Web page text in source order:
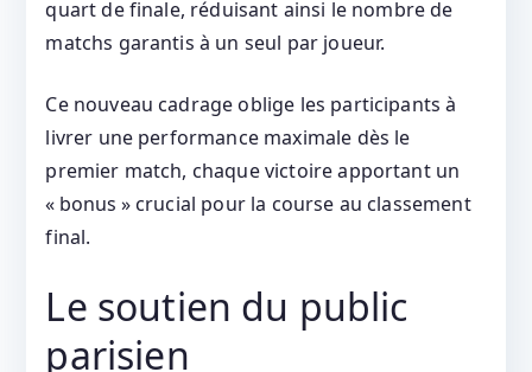
quart de finale, réduisant ainsi le nombre de
matchs garantis à un seul par joueur.
Ce nouveau cadrage oblige les participants à
livrer une performance maximale dès le
premier match, chaque victoire apportant un
« bonus » crucial pour la course au classement
final.
Le soutien du public
parisien